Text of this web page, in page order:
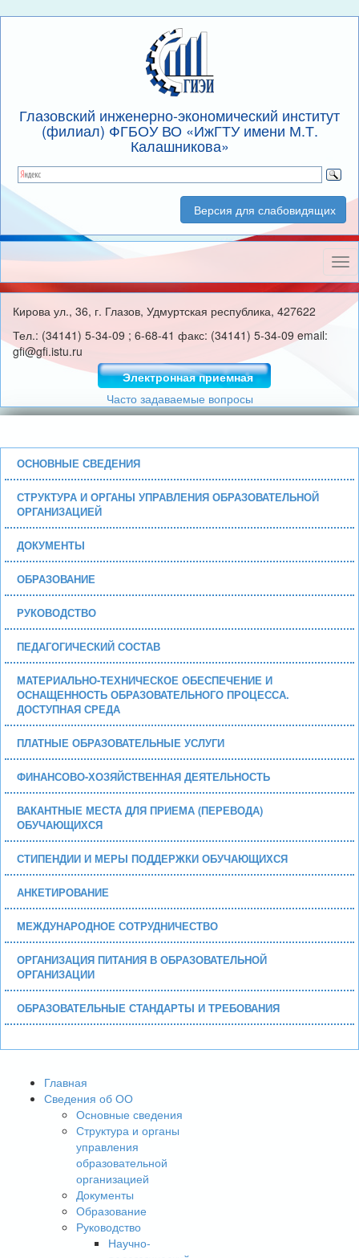
Глазовский инженерно-экономический институт
(филиал) ФГБОУ ВО «ИжГТУ имени М.Т.
Калашникова»
Версия для слабовидящих
Кирова ул., 36, г. Глазов, Удмуртская республика, 427622
Тел.: (34141) 5-34-09 ; 6-68-41 факс: (34141) 5-34-09 email:
gfi@gfi.istu.ru
Электронная приемная
Часто задаваемые вопросы
ОСНОВНЫЕ СВЕДЕНИЯ
СТРУКТУРА И ОРГАНЫ УПРАВЛЕНИЯ ОБРАЗОВАТЕЛЬНОЙ
ОРГАНИЗАЦИЕЙ
ДОКУМЕНТЫ
ОБРАЗОВАНИЕ
РУКОВОДСТВО
ПЕДАГОГИЧЕСКИЙ СОСТАВ
МАТЕРИАЛЬНО-ТЕХНИЧЕСКОЕ ОБЕСПЕЧЕНИЕ И
ОСНАЩЕННОСТЬ ОБРАЗОВАТЕЛЬНОГО ПРОЦЕССА.
ДОСТУПНАЯ СРЕДА
ПЛАТНЫЕ ОБРАЗОВАТЕЛЬНЫЕ УСЛУГИ
ФИНАНСОВО-ХОЗЯЙСТВЕННАЯ ДЕЯТЕЛЬНОСТЬ
ВАКАНТНЫЕ МЕСТА ДЛЯ ПРИЕМА (ПЕРЕВОДА)
ОБУЧАЮЩИХСЯ
СТИПЕНДИИ И МЕРЫ ПОДДЕРЖКИ ОБУЧАЮЩИХСЯ
АНКЕТИРОВАНИЕ
МЕЖДУНАРОДНОЕ СОТРУДНИЧЕСТВО
ОРГАНИЗАЦИЯ ПИТАНИЯ В ОБРАЗОВАТЕЛЬНОЙ
ОРГАНИЗАЦИИ
ОБРАЗОВАТЕЛЬНЫЕ СТАНДАРТЫ И ТРЕБОВАНИЯ
Главная
Сведения об ОО
Основные сведения
Структура и органы
управления
образовательной
организацией
Документы
Образование
Руководство
Научно-